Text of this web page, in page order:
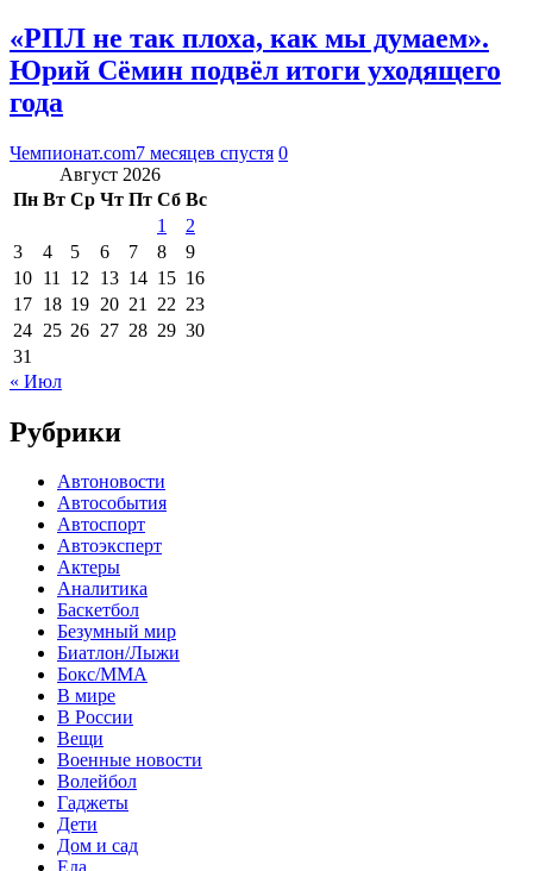
«РПЛ не так плоха, как мы думаем».
Юрий Сёмин подвёл итоги уходящего
года
Чемпионат.com7 месяцев спустя 0
Август 2026
Пн Вт Ср Чт Пт Сб Вс
1
2
3
4 5 6 7 8
9
10 11 12 13 14 15 16
17 18 19 20 21 22 23
24 25 26 27 28 29 30
31
« Июл
Рубрики
Автоновости
Автособытия
Автоспорт
Автоэксперт
Актеры
Аналитика
Баскетбол
Безумный мир
Биатлон/Лыжи
Бокс/MMA
В мире
В России
Вещи
Военные новости
Волейбол
Гаджеты
Дети
Дом и сад